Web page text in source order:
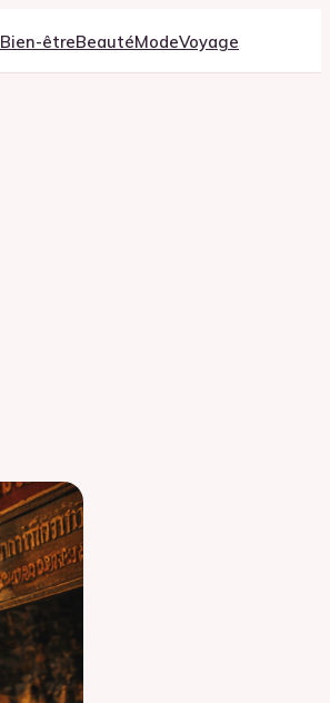
Bien-êtreBeautéModeVoyage